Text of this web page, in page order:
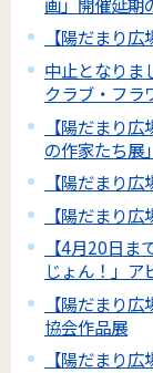
【陽だまり
中止となりま
クラブ・フラ
【陽だまり
の作家たち展」
【陽だまり
【陽だまり
【4月20日
じょん！」ア
【陽だまり
協会作品展
【陽だまり